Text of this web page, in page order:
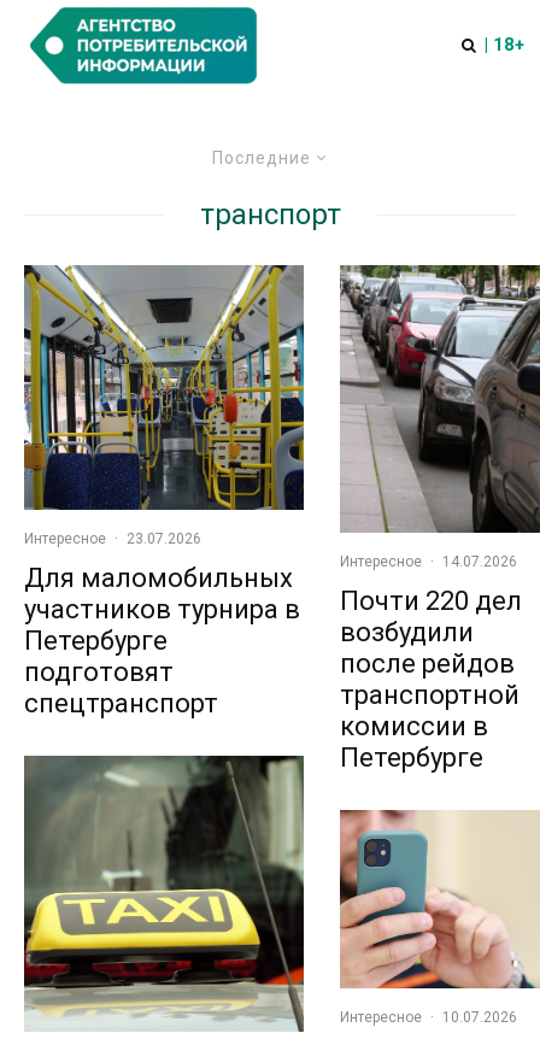
| 18+
Последние
транспорт
Интересное · 23.07.2026
Для маломобильных
участников турнира в
Петербурге
подготовят
спецтранспорт
Интересное · 14.07.2026
Почти 220 дел
возбудили
после рейдов
транспортной
комиссии в
Петербурге
Интересное · 10.07.2026